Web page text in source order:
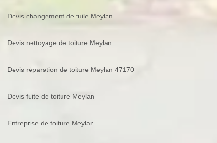
Devis changement de tuile Meylan
Devis nettoyage de toiture Meylan
Devis réparation de toiture Meylan 47170
Devis fuite de toiture Meylan
Entreprise de toiture Meylan